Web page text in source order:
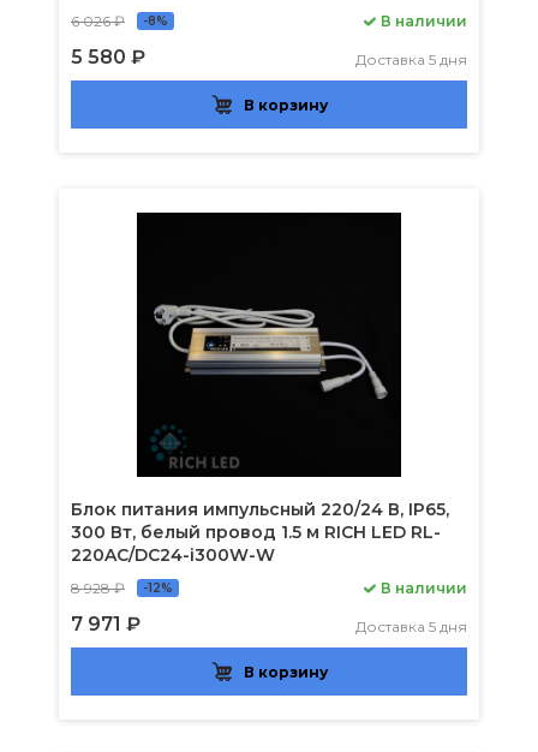
6 026 ₽ -8%
5 580 ₽
В наличии
Доставка 5 дня
В корзину
Блок питания импульсный 220/24 В, IP65,
300 Вт, белый провод 1.5 м RICH LED RL-
220AC/DC24-i300W-W
8 928 ₽ -12%
7 971 ₽
В наличии
Доставка 5 дня
В корзину